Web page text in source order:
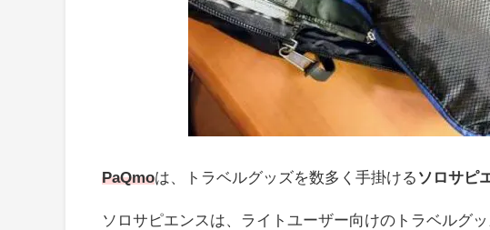
PaQmoは、トラベルグッズを数多く手掛ける ソロサピ
ソロサピエンスは、ライトユーザー向けのトラベルグッ